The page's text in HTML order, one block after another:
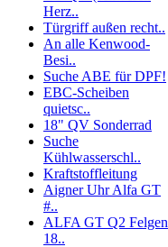
Herz..
Türgriff außen recht..
An alle Kenwood-
Besi..
Suche ABE für DPF!
EBC-Scheiben
quietsc..
18" QV Sonderrad
Suche
Kühlwasserschl..
Kraftstoffleitung
Aigner Uhr Alfa GT
#..
ALFA GT Q2 Felgen
18..